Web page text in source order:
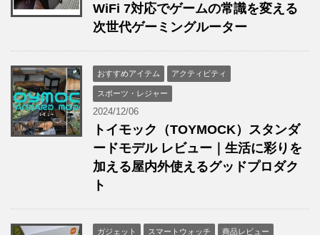
WiFi 7対応でゲームの常識を変える
次世代ゲーミングルーター
おすすめアイテム アクティビティ
スポーツ・レジャー
2024/12/06
トイモック（TOYMOCK）スタンダ
ードモデル レビュー｜生活に彩りを
加える屋内外使えるグッドプロダク
ト
ガジェット スマートウォッチ 商品レビュー